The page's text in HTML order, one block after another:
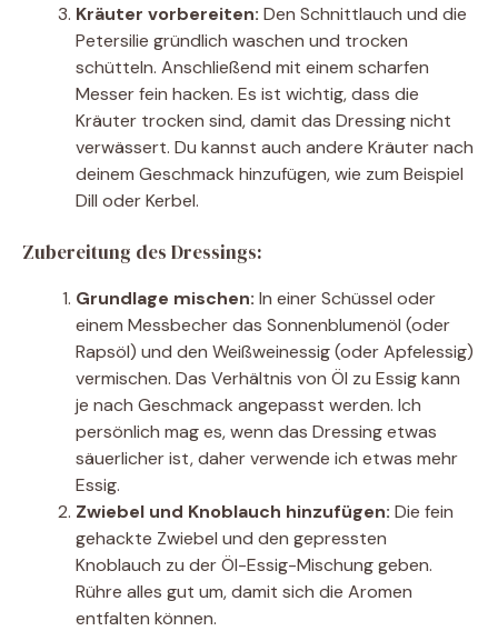
Kräuter vorbereiten: Den Schnittlauch und die
Petersilie gründlich waschen und trocken
schütteln. Anschließend mit einem scharfen
Messer fein hacken. Es ist wichtig, dass die
Kräuter trocken sind, damit das Dressing nicht
verwässert. Du kannst auch andere Kräuter nach
deinem Geschmack hinzufügen, wie zum Beispiel
Dill oder Kerbel.
Zubereitung des Dressings:
Grundlage mischen: In einer Schüssel oder
einem Messbecher das Sonnenblumenöl (oder
Rapsöl) und den Weißweinessig (oder Apfelessig)
vermischen. Das Verhältnis von Öl zu Essig kann
je nach Geschmack angepasst werden. Ich
persönlich mag es, wenn das Dressing etwas
säuerlicher ist, daher verwende ich etwas mehr
Essig.
Zwiebel und Knoblauch hinzufügen: Die fein
gehackte Zwiebel und den gepressten
Knoblauch zu der Öl-Essig-Mischung geben.
Rühre alles gut um, damit sich die Aromen
entfalten können.